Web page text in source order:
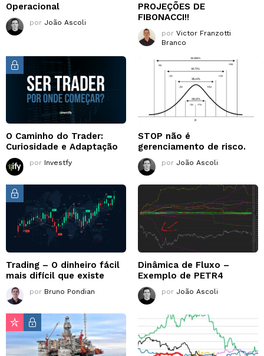
Operacional
por João Ascoli
PROJEÇÕES DE
FIBONACCI!!
por Victor Franzotti
Branco
O Caminho do Trader:
Curiosidade e Adaptação
por Investfy
STOP não é
gerenciamento de risco.
por João Ascoli
Trading – O dinheiro fácil
mais difícil que existe
por Bruno Pondian
Dinâmica de Fluxo –
Exemplo de PETR4
por João Ascoli